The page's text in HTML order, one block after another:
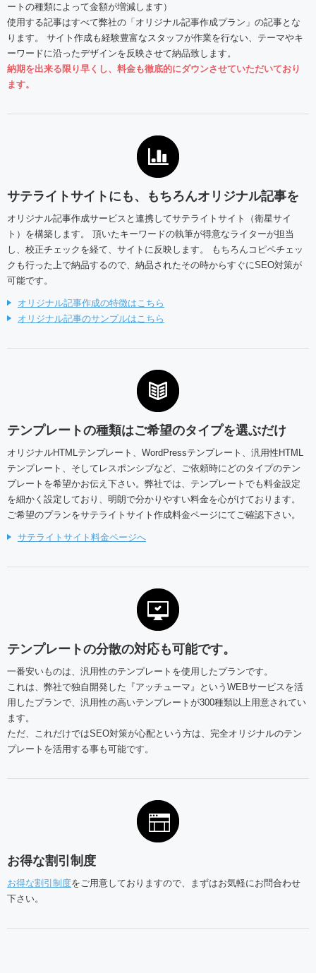
ートの種類によって金額が増減します）
使用する記事はすべて弊社の「オリジナル記事作成プラン」の記事とな
ります。 サイト作成も経験豊富なスタッフが作業を行ない、テーマやキ
ーワードに沿ったデザインを反映させて納品致します。
納期を出来る限り早くし、料金も徹底的にダウンさせていただいており
ます。
サテライトサイトにも、もちろんオリジナル記事を
オリジナル記事作成サービスと連携してサテライトサイト（衛星サイ
ト）を構築します。 頂いたキーワードの執筆が得意なライターが担当
し、校正チェックを経て、サイトに反映します。 もちろんコピペチェッ
クも行った上で納品するので、納品されたその時からすぐにSEO対策が
可能です。
オリジナル記事作成の特徴はこちら
オリジナル記事のサンプルはこちら
テンプレートの種類はご希望のタイプを選ぶだけ
オリジナルHTMLテンプレート、WordPressテンプレート、汎用性HTML
テンプレート、そしてレスポンシブなど、ご依頼時にどのタイプのテン
プレートを希望かお伝え下さい。弊社では、テンプレートでも料金設定
を細かく設定しており、明朗で分かりやすい料金を心がけております。
ご希望のプランをサテライトサイト作成料金ページにてご確認下さい。
サテライトサイト料金ページへ
テンプレートの分散の対応も可能です。
一番安いものは、汎用性のテンプレートを使用したプランです。
これは、弊社で独自開発した『アッチューマ』というWEBサービスを活
用したプランで、汎用性の高いテンプレートが300種類以上用意されてい
ます。
ただ、これだけではSEO対策が心配という方は、完全オリジナルのテン
プレートを活用する事も可能です。
お得な割引制度
お得な割引制度をご用意しておりますので、まずはお気軽にお問合わせ
下さい。